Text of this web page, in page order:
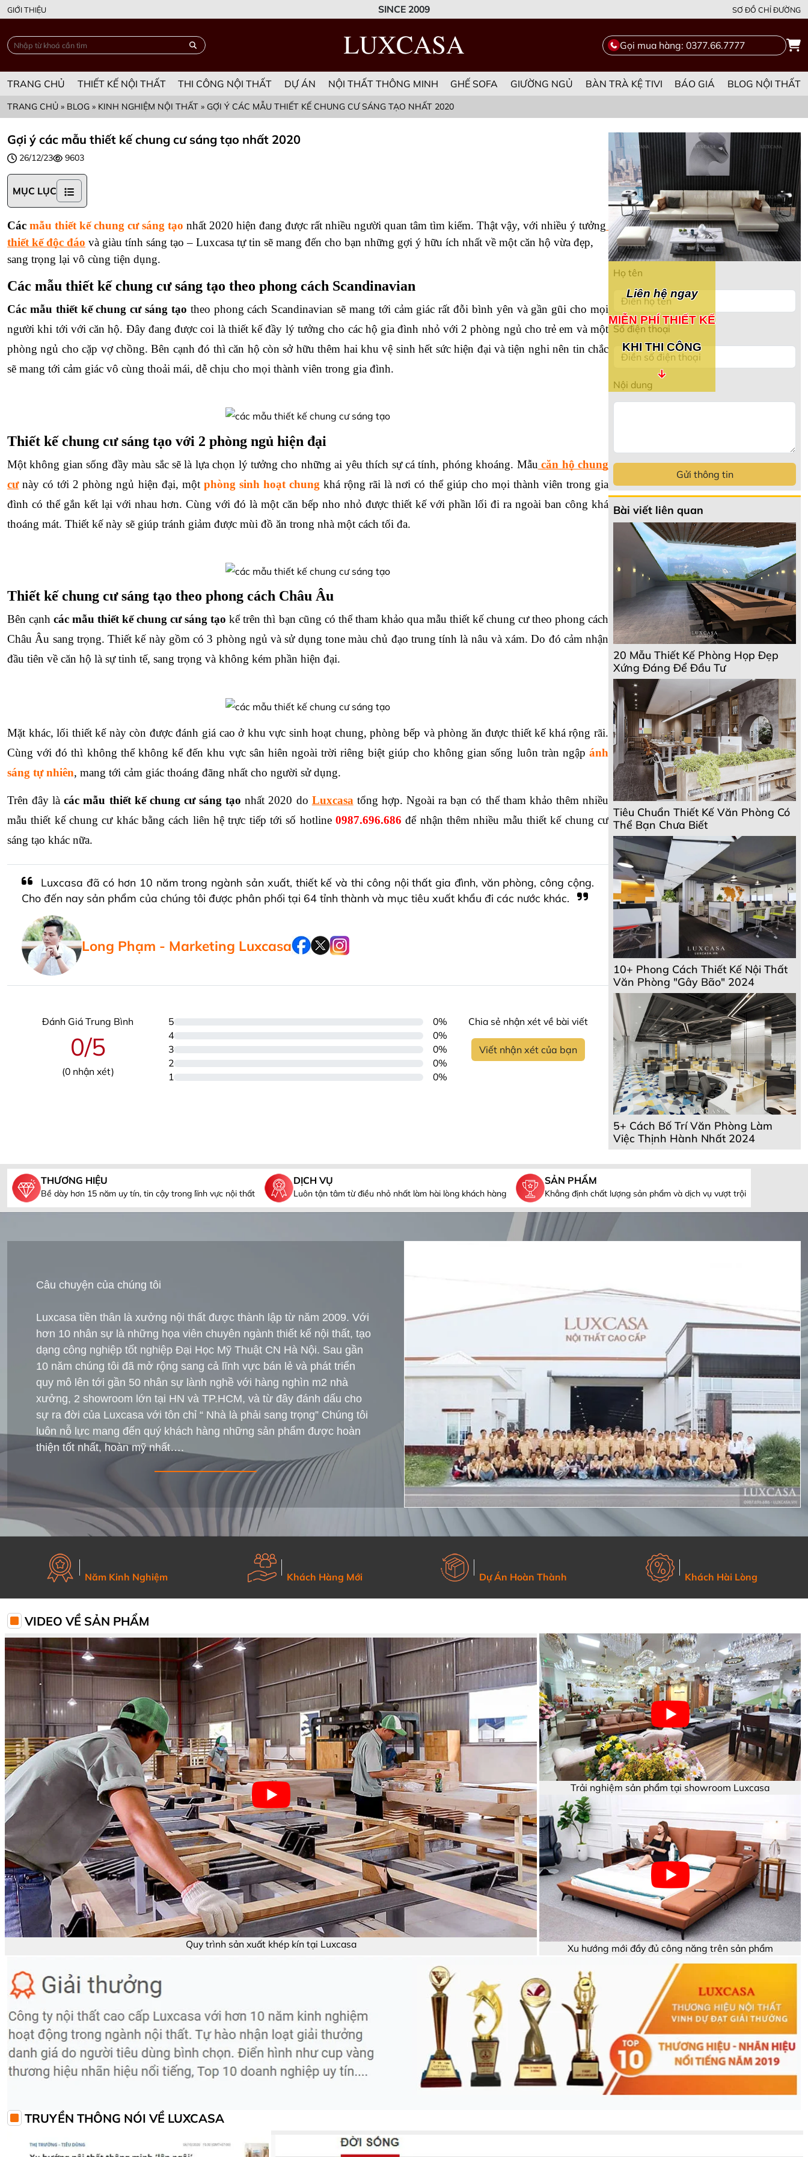
GIỚI THIỆU SINCE 2009 SƠ ĐỒ CHỈ ĐƯỜNG
TRANG CHỦ THIẾT KẾ NỘI THẤT THI CÔNG NỘI THẤT DỰ ÁN NỘI THẤT THÔNG MINH GHẾ SOFA GIƯỜNG NGỦ BÀN TRÀ KỆ TIVI BÁO GIÁ BLOG NỘI THẤT
Gọi mua hàng: 0377.66.7777
TRANG CHỦ » BLOG » KINH NGHIỆM NỘI THẤT » GỢI Ý CÁC MẪU THIẾT KẾ CHUNG CƯ SÁNG TẠO NHẤT 2020
Gợi ý các mẫu thiết kế chung cư sáng tạo nhất 2020
26/12/23 9603
MỤC LỤC
Các mẫu thiết kế chung cư sáng tạo nhất 2020 hiện đang được rất nhiều người quan tâm tìm kiếm. Thật vậy, với nhiều ý tưởng
thiết kế độc đáo và giàu tính sáng tạo – Luxcasa tự tin sẽ mang đến cho bạn những gợi ý hữu ích nhất về một căn hộ vừa đẹp,
sang trọng lại vô cùng tiện dụng.
Các mẫu thiết kế chung cư sáng tạo theo phong cách Scandinavian
Các mẫu thiết kế chung cư sáng tạo theo phong cách Scandinavian sẽ mang tới cảm giác rất đỗi bình yên và gần gũi cho mọi
người khi tới với căn hộ. Đây đang được coi là thiết kế đầy lý tưởng cho các hộ gia đình nhỏ với 2 phòng ngủ cho trẻ em và một
phòng ngủ cho cặp vợ chồng. Bên cạnh đó thì căn hộ còn sở hữu thêm hai khu vệ sinh hết sức hiện đại và tiện nghi nên tin chắc
sẽ mang tới cảm giác vô cùng thoải mái, dễ chịu cho mọi thành viên trong gia đình.
Thiết kế chung cư sáng tạo với 2 phòng ngủ hiện đại
Một không gian sống đầy màu sắc sẽ là lựa chọn lý tưởng cho những ai yêu thích sự cá tính, phóng khoáng. Mẫu căn hộ chung
cư này có tới 2 phòng ngủ hiện đại, một phòng sinh hoạt chung khá rộng rãi là nơi có thể giúp cho mọi thành viên trong gia
đình có thể gắn kết lại với nhau hơn. Cùng với đó là một căn bếp nho nhỏ được thiết kế với phần lối đi ra ngoài ban công khá
thoáng mát. Thiết kế này sẽ giúp tránh giảm được mùi đồ ăn trong nhà một cách tối đa.
Thiết kế chung cư sáng tạo theo phong cách Châu Âu
Bên cạnh các mẫu thiết kế chung cư sáng tạo kể trên thì bạn cũng có thể tham khảo qua mẫu thiết kế chung cư theo phong cách
Châu Âu sang trọng. Thiết kế này gồm có 3 phòng ngủ và sử dụng tone màu chủ đạo trung tính là nâu và xám. Do đó cảm nhận
đầu tiên về căn hộ là sự tinh tế, sang trọng và không kém phần hiện đại.
Mặt khác, lối thiết kế này còn được đánh giá cao ở khu vực sinh hoạt chung, phòng bếp và phòng ăn được thiết kế khá rộng rãi.
Cùng với đó thì không thể không kể đến khu vực sân hiên ngoài trời riêng biệt giúp cho không gian sống luôn tràn ngập ánh
sáng tự nhiên, mang tới cảm giác thoáng đãng nhất cho người sử dụng.
Trên đây là các mẫu thiết kế chung cư sáng tạo nhất 2020 do Luxcasa tổng hợp. Ngoài ra bạn có thể tham khảo thêm nhiều
mẫu thiết kế chung cư khác bằng cách liên hệ trực tiếp tới số hotline 0987.696.686 để nhận thêm nhiều mẫu thiết kế chung cư
sáng tạo khác nữa.
Luxcasa đã có hơn 10 năm trong ngành sản xuất, thiết kế và thi công nội thất gia đình, văn phòng, công cộng.
Cho đến nay sản phẩm của chúng tôi được phân phối tại 64 tỉnh thành và mục tiêu xuất khẩu đi các nước khác.
Long Phạm - Marketing Luxcasa
Đánh Giá Trung Bình
0/5
(0nhận xét)
5
0%
4
0%
3
0%
2
0%
1
0%
Chia sẻ nhận xét về bài viết
Viết nhận xét của bạn
Liên hệ ngay
MIỄN PHÍ THIẾT KẾ
KHI THI CÔNG
↓
Họ tên
Số điện thoại
Nội dung
Gửi thông tin
Bài viết liên quan
20 Mẫu Thiết Kế Phòng Họp Đẹp
Xứng Đáng Để Đầu Tư
Tiêu Chuẩn Thiết Kế Văn Phòng Có
Thể Bạn Chưa Biết
10+ Phong Cách Thiết Kế Nội Thất
Văn Phòng "Gây Bão" 2024
5+ Cách Bố Trí Văn Phòng Làm
Việc Thịnh Hành Nhất 2024
THƯƠNG HIỆU
Bề dày hơn 15 năm uy tín, tin cậy trong lĩnh vực nội thất
DỊCH VỤ
Luôn tận tâm từ điều nhỏ nhất làm hài lòng khách hàng
SẢN PHẨM
Khẳng định chất lượng sản phẩm và dịch vụ vượt trội
Câu chuyện của chúng tôi
Luxcasa tiền thân là xưởng nội thất được thành lập từ năm 2009. Với
hơn 10 nhân sự là những họa viên chuyên ngành thiết kế nội thất, tạo
dạng công nghiệp tốt nghiệp Đại Học Mỹ Thuật CN Hà Nội. Sau gần
10 năm chúng tôi đã mở rộng sang cả lĩnh vực bán lẻ và phát triển
quy mô lên tới gần 50 nhân sự lành nghề với hàng nghìn m2 nhà
xưởng, 2 showroom lớn tại HN và TP.HCM, và từ đây đánh dấu cho
sự ra đời của Luxcasa với tôn chỉ “ Nhà là phải sang trọng” Chúng tôi
luôn nỗ lực mang đến quý khách hàng những sản phẩm được hoàn
thiện tốt nhất, hoàn mỹ nhất….
Năm Kinh Nghiệm Khách Hàng Mới Dự Án Hoàn Thành Khách Hài Lòng
VIDEO VỀ SẢN PHẨM
Quy trình sản xuất khép kín tại Luxcasa
Trải nghiệm sản phẩm tại showroom Luxcasa
Xu hướng mới đầy đủ công năng trên sản phẩm
TRUYỀN THÔNG NÓI VỀ LUXCASA